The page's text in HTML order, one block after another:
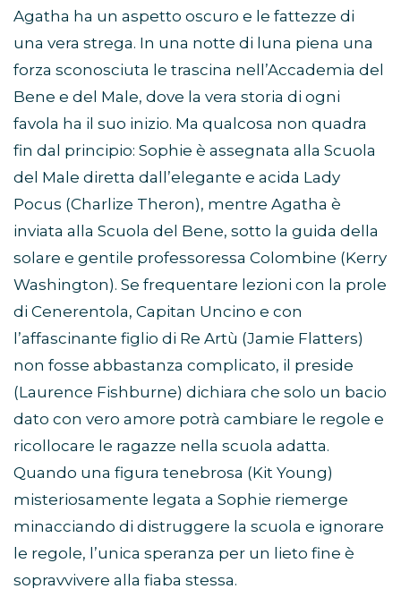
Agatha ha un aspetto oscuro e le fattezze di
una vera strega. In una notte di luna piena una
forza sconosciuta le trascina nell’Accademia del
Bene e del Male, dove la vera storia di ogni
favola ha il suo inizio. Ma qualcosa non quadra
fin dal principio: Sophie è assegnata alla Scuola
del Male diretta dall’elegante e acida Lady
Pocus (Charlize Theron), mentre Agatha è
inviata alla Scuola del Bene, sotto la guida della
solare e gentile professoressa Colombine (Kerry
Washington). Se frequentare lezioni con la prole
di Cenerentola, Capitan Uncino e con
l’affascinante figlio di Re Artù (Jamie Flatters)
non fosse abbastanza complicato, il preside
(Laurence Fishburne) dichiara che solo un bacio
dato con vero amore potrà cambiare le regole e
ricollocare le ragazze nella scuola adatta.
Quando una figura tenebrosa (Kit Young)
misteriosamente legata a Sophie riemerge
minacciando di distruggere la scuola e ignorare
le regole, l’unica speranza per un lieto fine è
sopravvivere alla fiaba stessa.